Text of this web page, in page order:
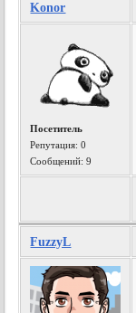
Konor
Посетитель
Репутация:0
Сообщений: 9
FuzzyL